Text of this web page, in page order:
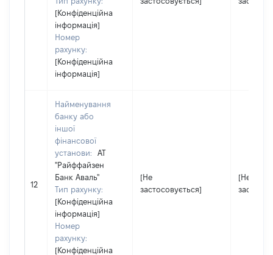
[Конфіденційна
інформація]
Номер
рахунку:
[Конфіденційна
інформація]
12
Найменування
банку або
іншої
фінансової
установи:
АТ
"Райффайзен
Банк Аваль"
Тип рахунку:
[Конфіденційна
інформація]
Номер
рахунку:
[Конфіденційна
[Не
застосовується]
[Не